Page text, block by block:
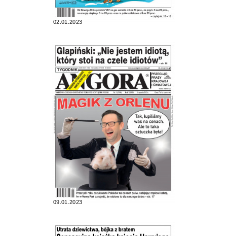
02.01.2023
09.01.2023